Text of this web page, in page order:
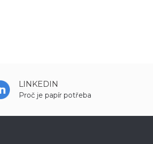
LINKEDIN
Proč je papír potřeba